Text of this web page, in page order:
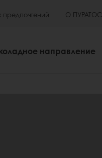
предпочтений О ПУРАТОС
направление